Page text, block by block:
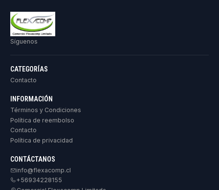
Síguenos
CATEGORÍAS
Contacto
INFORMACIÓN
Términos y Condiciones
Política de reembolso
Contacto
Política de privacidad
CONTÁCTANOS
info@flexacomp.cl
+56934228155